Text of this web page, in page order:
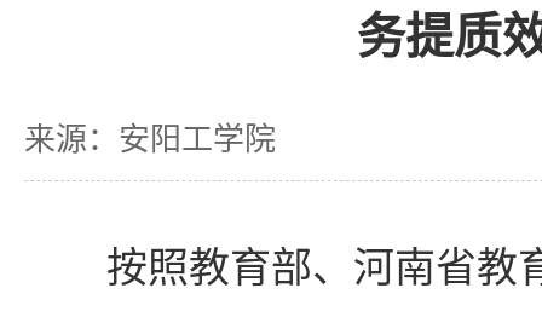
务提质
来源：安阳工学院
按照教育部、河南省教